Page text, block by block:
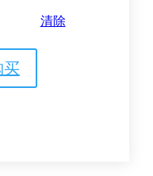
清除
买